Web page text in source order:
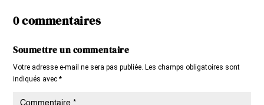
0 commentaires
Soumettre un commentaire
Votre adresse e-mail ne sera pas publiée. Les champs obligatoires sont
indiqués avec*